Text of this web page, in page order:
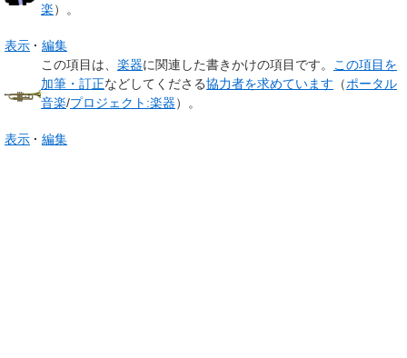
楽）。
表示
編集
この項目は、 楽器に関連した書きかけの項目 です。
この項目を
加筆・訂正などしてくださる協力者を求めています （ポータル
音楽/プロジェクト:楽器）。
表示 編集